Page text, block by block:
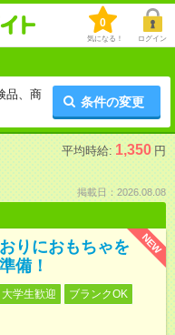
0
気になる！ ログイン
品、商
条件の変更
平均時給: 1,350 円
掲載日：2026.08.08
NEW
りにおもちゃを
備！
大学生歓迎
ブランクOK